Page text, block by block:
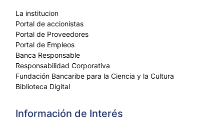
La institucion
Portal de accionistas
Portal de Proveedores
Portal de Empleos
Banca Responsable
Responsabilidad Corporativa
Fundación Bancaribe para la Ciencia y la Cultura
Biblioteca Digital
Información de Interés